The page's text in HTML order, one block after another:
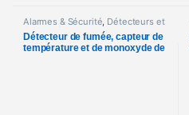
Alarmes & Sécurité, Détecteurs et
Accessoires
Détecteur de fumée, capteur de
température et de monoxyde de